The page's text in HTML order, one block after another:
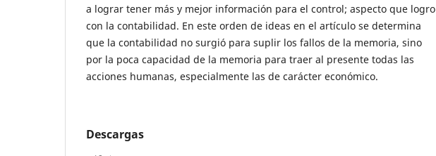
a lograr tener más y mejor información para el control; aspecto que logro
con la contabilidad. En este orden de ideas en el artículo se determina
que la contabilidad no surgió para suplir los fallos de la memoria, sino
por la poca capacidad de la memoria para traer al presente todas las
acciones humanas, especialmente las de carácter económico.
Descargas